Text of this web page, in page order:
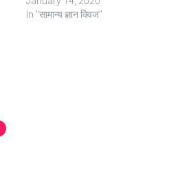
In "सामान्य ज्ञान क्विज"